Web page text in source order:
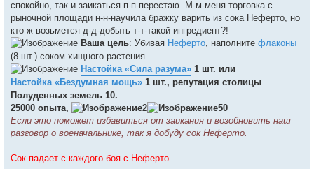
спокойно, так и заикаться п-п-перестаю. М-м-меня торговка с
рыночной площади н-н-научила бражку варить из сока Неферто, но
кто ж возьмется д-д-добыть т-т-такой ингредиент?!
Ваша цель: Убивая Неферто , наполните флаконы
(8 шт.) соком хищного растения.
Настойка «Сила разума» 1 шт. или
Настойка «Бездумная мощь» 1 шт., репутация столицы
Полуденных земель 10.
25000 опыта,
2
50
Если это поможет избавиться от заикания и возобновить наш
разговор о военачальнике, так я добуду сок Неферто.
Сок падает с каждого боя с Неферто.